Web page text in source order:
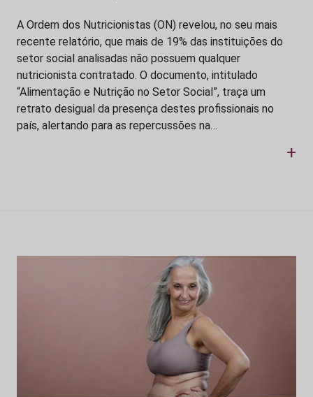
A Ordem dos Nutricionistas (ON) revelou, no seu mais
recente relatório, que mais de 19% das instituições do
setor social analisadas não possuem qualquer
nutricionista contratado. O documento, intitulado
“Alimentação e Nutrição no Setor Social”, traça um
retrato desigual da presença destes profissionais no
país, alertando para as repercussões na…
+